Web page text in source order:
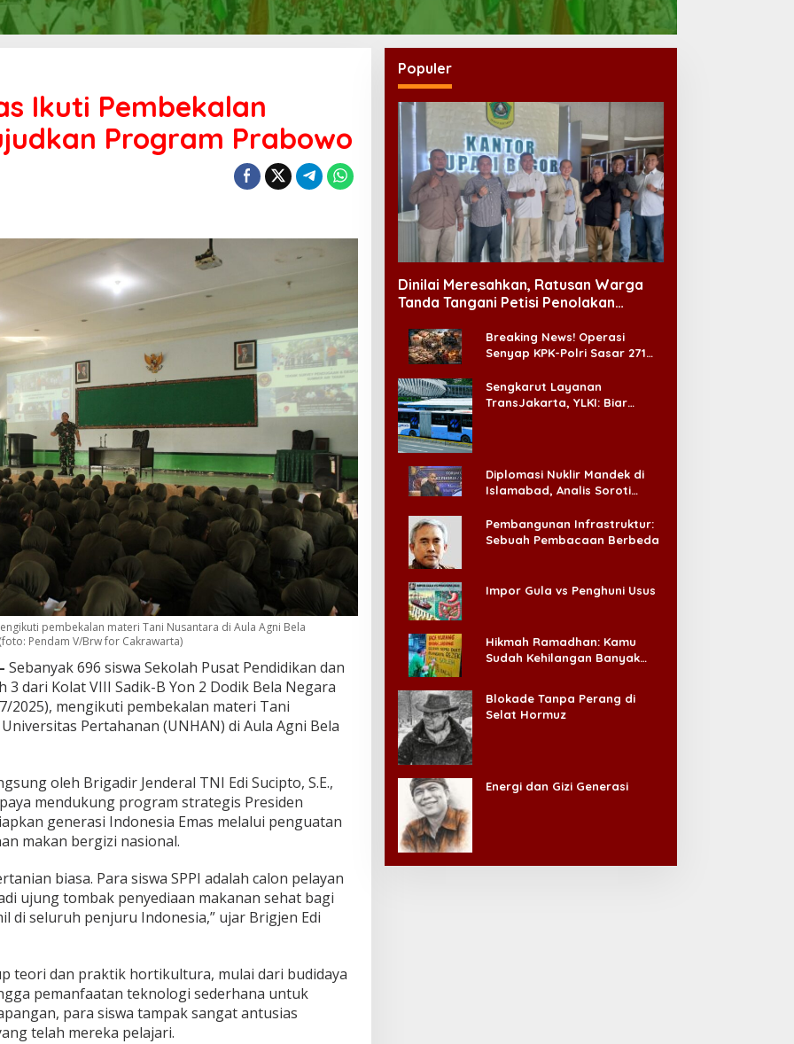
Ikuti Pembekalan
Program Prabowo
pembekalan materi Tani Nusantara di Aula Agni Bela
Pendam V/Brw for Cakrawarta)
Sebanyak 696 siswa Sekolah Pusat Pendidikan dan
3 dari Kolat VIII Sadik-B Yon 2 Dodik Bela Negara
2025), mengikuti pembekalan materi Tani
Pertahanan (UNHAN) di Aula Agni Bela
oleh Brigadir Jenderal TNI Edi Sucipto, S.E.,
mendukung program strategis Presiden
generasi Indonesia Emas melalui penguatan
makan bergizi nasional.
biasa. Para siswa SPPI adalah calon pelayan
ujung tombak penyediaan makanan sehat bagi
di seluruh penjuru Indonesia,” ujar Brigjen Edi
teori dan praktik hortikultura, mulai dari budidaya
pemanfaatan teknologi sederhana untuk
para siswa tampak sangat antusias
telah mereka pelajari.
Populer
Dinilai Meresahkan, Ratusan Warga
Tanda Tangani Petisi Penolakan
Breaking News! Operasi
Senyap KPK-Polri Sasar 271
Ada ‘Badai Pemeriksaan’
Sengkarut Layanan
TransJakarta, YLKI: Biar
Diplomasi Nuklir Mandek di
Islamabad, Analis Soroti
Pembangunan Infrastruktur:
Sebuah Pembacaan Berbeda
Impor Gula vs Penghuni Usus
Hikmah Ramadhan: Kamu
Sudah Kehilangan Banyak
Blokade Tanpa Perang di
Selat Hormuz
Energi dan Gizi Generasi